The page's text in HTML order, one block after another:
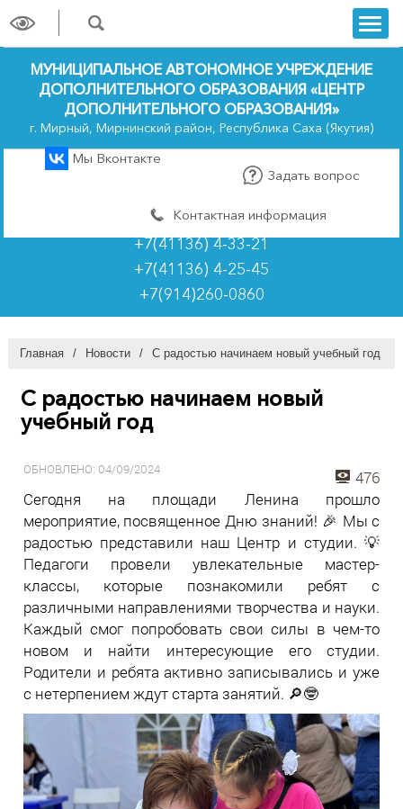
trk
МУНИЦИПАЛЬНОЕ АВТОНОМНОЕ УЧРЕЖДЕНИЕ
ДОПОЛНИТЕЛЬНОГО ОБРАЗОВАНИЯ «ЦЕНТР
ДОПОЛНИТЕЛЬНОГО ОБРАЗОВАНИЯ»
г. Мирный, Мирнинский район, Республика Саха (Якутия)
Мы Вконтакте
Задать вопрос
Контактная информация
+7(41136) 4-33-21
+7(41136) 4-25-45
+7(914)260-0860
Главная / Новости / С радостью начинаем новый учебный год
С радостью начинаем новый
учебный год
ОБНОВЛЕНО: 04/09/2024
476
Сегодня на площади Ленина прошло
мероприятие, посвященное Дню знаний! 🎉 Мы с
радостью представили наш Центр и студии. 💡
Педагоги провели увлекательные мастер-
классы, которые познакомили ребят с
различными направлениями творчества и науки.
Каждый смог попробовать свои силы в чем-то
новом и найти интересующие его студии.
Родители и ребята активно записывались и уже
с нетерпением ждут старта занятий. 🔎🤓